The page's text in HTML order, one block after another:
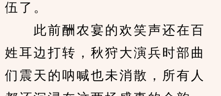
伍了。
此前酬农宴的欢笑声还在百
姓耳边打转，秋狩大演兵时部曲
们震天的呐喊也未消散，所有人